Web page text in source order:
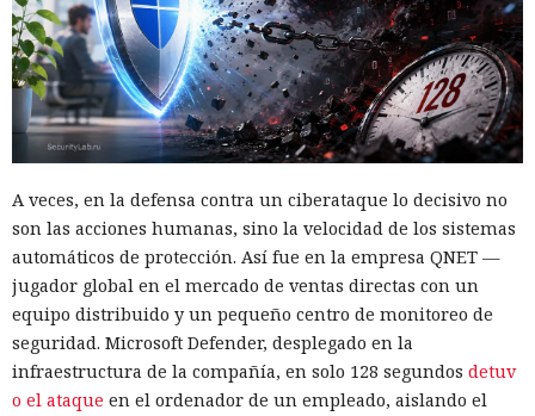
A veces, en la defensa contra un ciberataque lo decisivo no
son las acciones humanas, sino la velocidad de los sistemas
automáticos de protección. Así fue en la empresa QNET —
jugador global en el mercado de ventas directas con un
equipo distribuido y un pequeño centro de monitoreo de
seguridad. Microsoft Defender, desplegado en la
infraestructura de la compañía, en solo 128 segundos detuv
o el ataque en el ordenador de un empleado, aislando el